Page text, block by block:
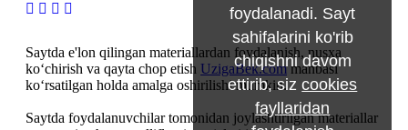
Saytda e'lon qilingan materiallardan foydalanish, nusxa
ko‘chirish va qayta chop etish UzigaBek.commanbasi
ko‘rsatilgan holda amalga oshirilishi mumkin.
Saytda foydalanuvchilar tomonidan joylashtirilgan materiallar
foydalanadi. Sayt
sahifalarini ko'rib
chiqishni davom
ettirib, sizcookies
fayllaridan